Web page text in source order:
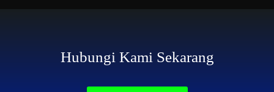
Hubungi Kami Sekarang